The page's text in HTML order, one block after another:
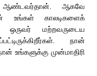
ஆண்டவர்தான். ஆகவே
உங்கள் காலடிகளைக்
மற்றவருடைய
நான்
உங்களுக்கு முன்மாதிரி